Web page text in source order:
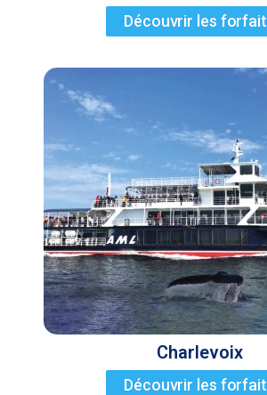
Découvrir les
Charlevoix
Découvrir les